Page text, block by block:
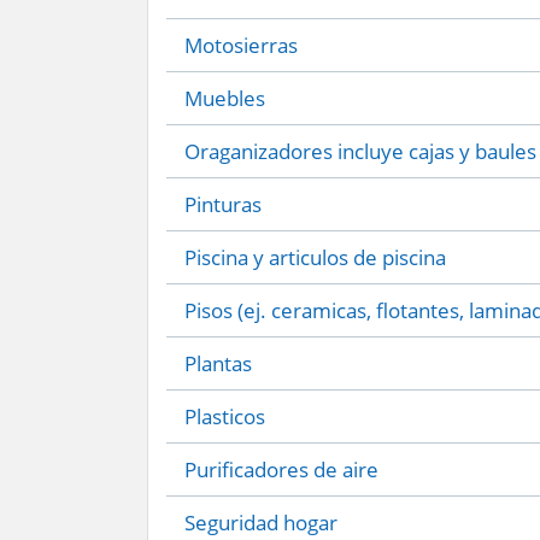
Motosierras
Muebles
Oraganizadores incluye cajas y baules
Pinturas
Piscina y articulos de piscina
Pisos (ej. ceramicas, flotantes,
Plantas
Plasticos
Purificadores de aire
Seguridad hogar